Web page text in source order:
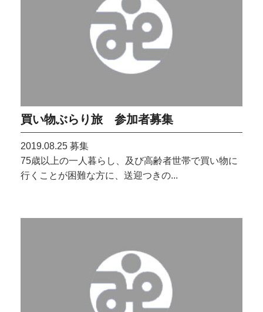
買い物ぶらり旅 参加者募集
2019.08.25 募集
75歳以上の一人暮らし、及び高齢者世帯で買い物に
行くことが困難な方に、送迎つきの...